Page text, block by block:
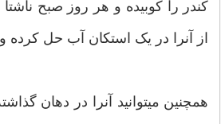
کندر را کوبیده و هر روز صبح
از آنرا در یک استکان آب حل کرده
همچنین میتوانید آنرا در دهان